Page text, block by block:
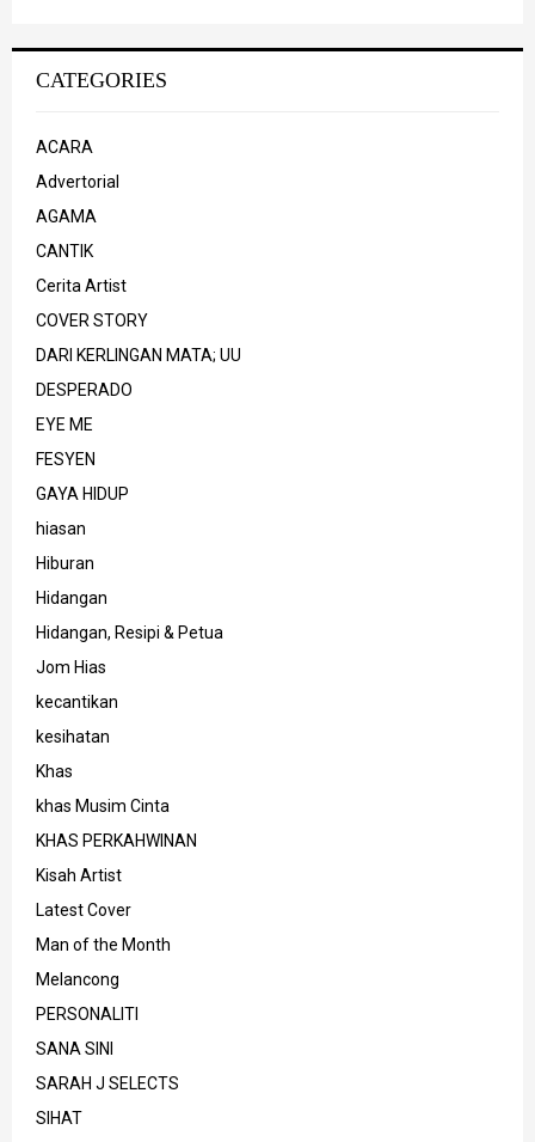
CATEGORIES
ACARA
Advertorial
AGAMA
CANTIK
Cerita Artist
COVER STORY
DARI KERLINGAN MATA; UU
DESPERADO
EYE ME
FESYEN
GAYA HIDUP
hiasan
Hiburan
Hidangan
Hidangan, Resipi & Petua
Jom Hias
kecantikan
kesihatan
Khas
khas Musim Cinta
KHAS PERKAHWINAN
Kisah Artist
Latest Cover
Man of the Month
Melancong
PERSONALITI
SANA SINI
SARAH J SELECTS
SIHAT